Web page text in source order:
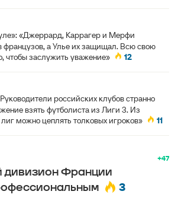
«Джеррард, Каррагер и Мерфи
французов, а Улье их защищал. Всю свою
чтобы заслужить уважение»
12
российских клубов странно
взять футболиста из Лиги 3. Из
можно цеплять толковых игроков»
11
+47
дивизион Франции
3